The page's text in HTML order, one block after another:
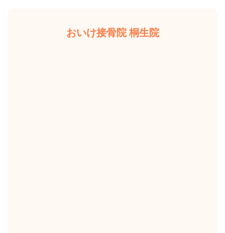
おいけ接骨院 桐生院